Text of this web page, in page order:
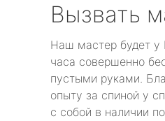
Вызвать
Наш мастер будет у
часа совершенно
пустыми руками.
опыту за спиной у
с собой в наличии